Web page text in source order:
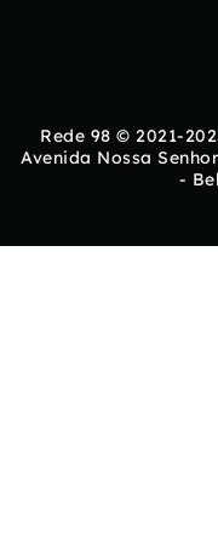
Rede 98 © 2021-
Avenida Nossa
-